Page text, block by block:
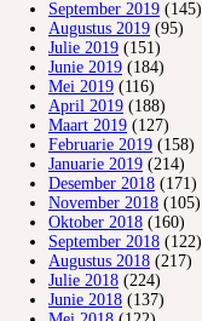
September 2019 (145)
Augustus 2019 (95)
Julie 2019 (151)
Junie 2019 (184)
Mei 2019 (116)
April 2019 (188)
Maart 2019 (127)
Februarie 2019 (158)
Januarie 2019 (214)
Desember 2018 (171)
November 2018 (105)
Oktober 2018 (160)
September 2018 (122)
Augustus 2018 (217)
Julie 2018 (224)
Junie 2018 (137)